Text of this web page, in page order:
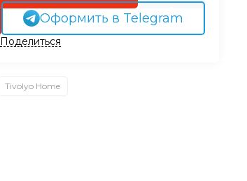
Оформить в Telegram
Поделиться
Tivolyo Home